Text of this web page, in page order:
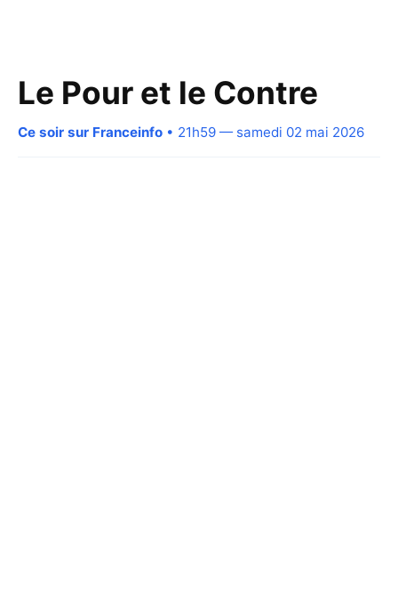
Le Pour et le Contre
Ce soir sur Franceinfo • 21h59 — samedi 02 mai 2026